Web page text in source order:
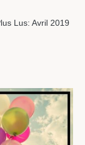
Lus: Avril 2019